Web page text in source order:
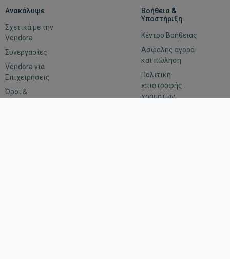
Ανακάλυψε
Σχετικά με την
Vendora
Συνεργασίες
Vendora για
Επιχειρήσεις
Όροι &
Βοήθεια &
Υποστήριξη
Κέντρο Βοήθειας
Ασφαλής αγορά
και πώληση
Πολιτική
επιστροφής
χρημάτων